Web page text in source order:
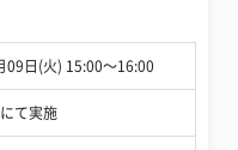
09日(火) 15:00〜16:00
て実施